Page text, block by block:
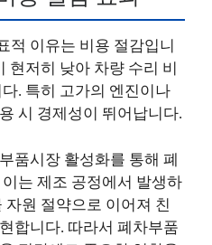
적 이유는 비용 절감입니
현저히 낮아 차량 수리 비
. 특히 고가의 엔진이나
시 경제성이 뛰어납니다.
품시장 활성화를 통해 폐
는 제조 공정에서 발생하
원 절약으로 이어져 친
합니다. 따라서 폐차부품